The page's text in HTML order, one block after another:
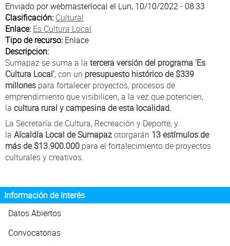
Mi Localidad
Participa
Enviado porwebmasterlocal el Lun, 10/10/2022 - 08:33
Clasificación: Cultural
Enlace: Es Cultura Local
Tipo de recurso: Enlace
Descripcion:
Sumapaz se suma a la tercera versión del programa 'Es
Cultura Local', con un presupuesto histórico de $339
millones para fortalecer proyectos, procesos de
emprendimiento que visibilicen, a la vez que potencien,
la cultura rural y campesina de esta localidad.
La Secretaría de Cultura, Recreación y Deporte, y
la Alcaldía Local de Sumapazotorgarán 13 estímulos de
más de $13.900.000 para el fortalecimiento de proyectos
culturales y creativos.
Información de Interés
Datos Abiertos
Convocatorias